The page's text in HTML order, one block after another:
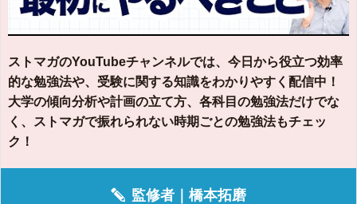
ストマガのYouTubeチャンネルでは、今日から役立つ効率
的な勉強法や、受験に関する知識をわかりやすく配信中！
大学の傾向分析や計画の立て方、各科目の勉強法だけでな
く、ストマガで振れられない時期ごとの勉強法もチェッ
ク！
監修者｜橋本拓磨